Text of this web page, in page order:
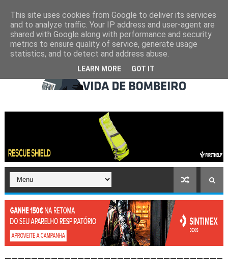
This site uses cookies from Google to deliver its services
and to analyze traffic. Your IP address and user-agent are
shared with Google along with performance and security
metrics to ensure quality of service, generate usage
statistics, and to detect and address abuse.
LEARN MORE GOT IT